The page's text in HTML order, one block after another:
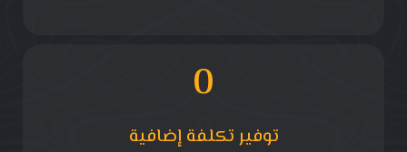
0
توفير تكلفة إضافية